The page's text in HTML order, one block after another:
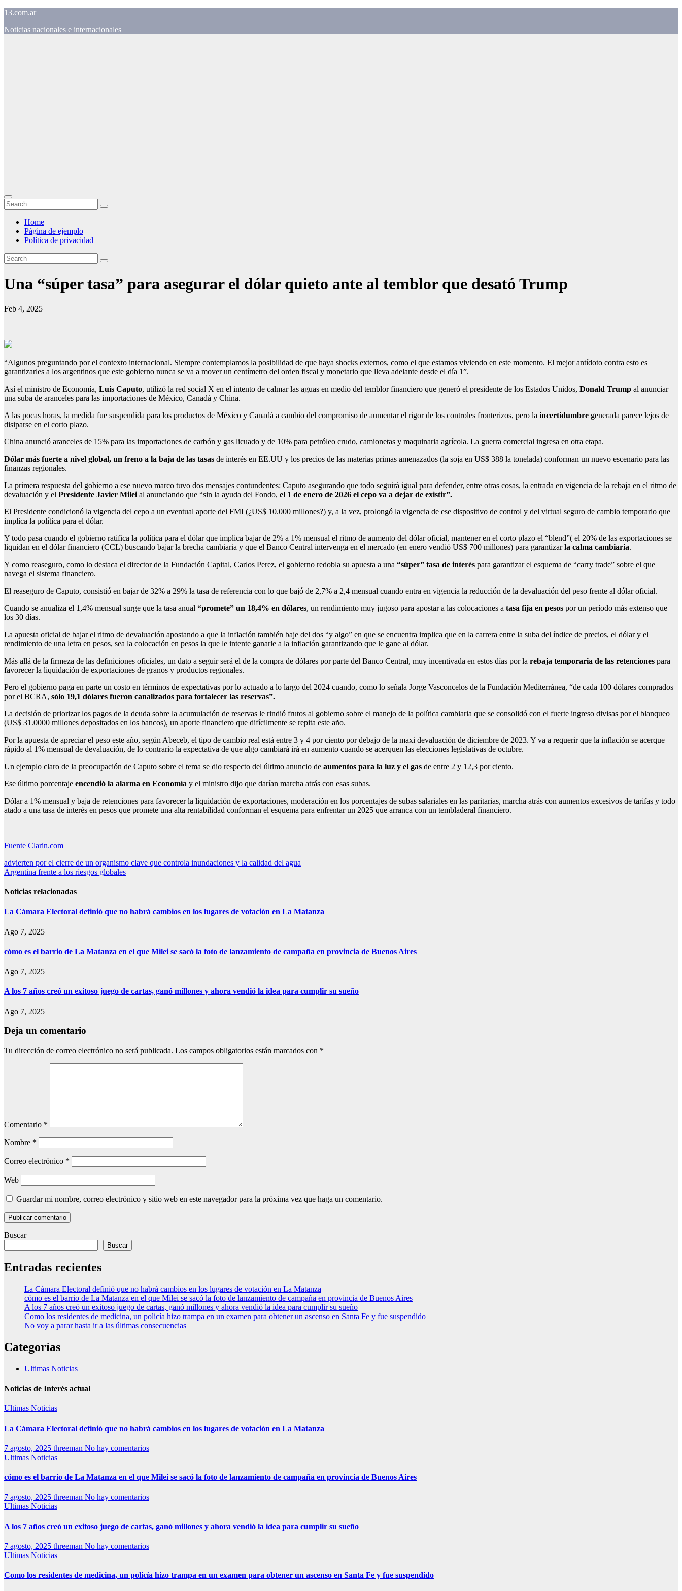
Skip
content
13.com.ar
Noticias nacionales e internacionales
Home
Página de ejemplo
Política de privacidad
Una “súper tasa” para asegurar el dólar quieto ante al temblor que desató Trump
Feb 4, 2025
“Algunos preguntando por el contexto internacional. Siempre contemplamos la posibilidad de que haya shocks externos, como el que estamos viviendo en este momento. El mejor antídoto contra esto es
garantizarles a los argentinos que este gobierno nunca se va a mover un centímetro del orden fiscal y monetario que lleva adelante desde el día 1”.
Así el ministro de Economía, Luis Caputo, utilizó la red social X en el intento de calmar las aguas en medio del temblor financiero que generó el presidente de los Estados Unidos, Donald Trump al anunciar
una suba de aranceles para las importaciones de México, Canadá y China.
A las pocas horas, la medida fue suspendida para los productos de México y Canadá a cambio del compromiso de aumentar el rigor de los controles fronterizos, pero la incertidumbre generada parece lejos de
disiparse en el corto plazo.
China anunció aranceles de 15% para las importaciones de carbón y gas licuado y de 10% para petróleo crudo, camionetas y maquinaria agrícola. La guerra comercial ingresa en otra etapa.
Dólar más fuerte a nivel global, un freno a la baja de las tasas de interés en EE.UU y los precios de las materias primas amenazados (la soja en US$ 388 la tonelada) conforman un nuevo escenario para las
finanzas regionales.
La primera respuesta del gobierno a ese nuevo marco tuvo dos mensajes contundentes: Caputo asegurando que todo seguirá igual para defender, entre otras cosas, la entrada en vigencia de la rebaja en el ritmo de
devaluación y el Presidente Javier Milei al anunciando que “sin la ayuda del Fondo, el 1 de enero de 2026 el cepo va a dejar de existir”.
El Presidente condicionó la vigencia del cepo a un eventual aporte del FMI (¿US$ 10.000 millones?) y, a la vez, prolongó la vigencia de ese dispositivo de control y del virtual seguro de cambio temporario que
implica la política para el dólar.
Y todo pasa cuando el gobierno ratifica la política para el dólar que implica bajar de 2% a 1% mensual el ritmo de aumento del dólar oficial, mantener en el corto plazo el “blend”( el 20% de las exportaciones se
liquidan en el dólar financiero (CCL) buscando bajar la brecha cambiaria y que el Banco Central intervenga en el mercado (en enero vendió US$ 700 millones) para garantizarla calma cambiaria.
Y como reaseguro, como lo destaca el director de la Fundación Capital, Carlos Perez, el gobierno redobla su apuesta a una “súper” tasa de interés para garantizar el esquema de “carry trade” sobre el que
navega el sistema financiero.
El reaseguro de Caputo, consistió en bajar de 32% a 29% la tasa de referencia con lo que bajó de 2,7% a 2,4 mensual cuando entra en vigencia la reducción de la devaluación del peso frente al dólar oficial.
Cuando se anualiza el 1,4% mensual surge que la tasa anual “promete” un 18,4% en dólares, un rendimiento muy jugoso para apostar a las colocaciones a tasa fija en pesos por un período más extenso que
los 30 días.
La apuesta oficial de bajar el ritmo de devaluación apostando a que la inflación también baje del dos “y algo” en que se encuentra implica que en la carrera entre la suba del índice de precios, el dólar y el
rendimiento de una letra en pesos, sea la colocación en pesos la que le intente ganarle a la inflación garantizando que le gane al dólar.
Más allá de la firmeza de las definiciones oficiales, un dato a seguir será el de la compra de dólares por parte del Banco Central, muy incentivada en estos días por la rebaja temporaria de las retenciones para
favorecer la liquidación de exportaciones de granos y productos regionales.
Pero el gobierno paga en parte un costo en términos de expectativas por lo actuado a lo largo del 2024 cuando, como lo señala Jorge Vasconcelos de la Fundación Mediterránea, “de cada 100 dólares comprados
por el BCRA, sólo 19,1 dólares fueron canalizados para fortalecer las reservas”.
La decisión de priorizar los pagos de la deuda sobre la acumulación de reservas le rindió frutos al gobierno sobre el manejo de la política cambiaria que se consolidó con el fuerte ingreso divisas por el blanqueo
(US$ 31.0000 millones depositados en los bancos), un aporte financiero que difícilmente se repita este año.
Por la apuesta de apreciar el peso este año, según Abeceb, el tipo de cambio real está entre 3 y 4 por ciento por debajo de la maxi devaluación de diciembre de 2023. Y va a requerir que la inflación se acerque
rápido al 1% mensual de devaluación, de lo contrario la expectativa de que algo cambiará irá en aumento cuando se acerquen las elecciones legislativas de octubre.
Un ejemplo claro de la preocupación de Caputo sobre el tema se dio respecto del último anuncio de aumentos para la luz y el gas de entre 2 y 12,3 por ciento.
Ese último porcentaje encendió la alarma en Economía y el ministro dijo que darían marcha atrás con esas subas.
Dólar a 1% mensual y baja de retenciones para favorecer la liquidación de exportaciones, moderación en los porcentajes de subas salariales en las paritarias, marcha atrás con aumentos excesivos de tarifas y todo
atado a una tasa de interés en pesos que promete una alta rentabilidad conforman el esquema para enfrentar un 2025 que arranca con un tembladeral financiero.
Fuente Clarin.com
Navegación
de
entradas
advierten por el cierre de un organismo clave que controla inundaciones y la calidad del agua
Argentina frente a los riesgos globales
Noticias relacionadas
La Cámara Electoral definió que no habrá cambios en los lugares de votación en La Matanza
Ago 7, 2025
cómo es el barrio de La Matanza en el que Milei se sacó la foto de lanzamiento de campaña en provincia de Buenos Aires
Ago 7, 2025
A los 7 años creó un exitoso juego de cartas, ganó millones y ahora vendió la idea para cumplir su sueño
Ago 7, 2025
Deja un comentario
Tu dirección de correo electrónico no será publicada. Los campos obligatorios están marcados con *
Comentario *
Nombre *
Correo electrónico *
Web
Guardar mi nombre, correo electrónico y sitio web en este navegador para la próxima vez que haga un comentario.
Buscar
Buscar
Entradas recientes
La Cámara Electoral definió que no habrá cambios en los lugares de votación en La Matanza
cómo es el barrio de La Matanza en el que Milei se sacó la foto de lanzamiento de campaña en provincia de Buenos Aires
A los 7 años creó un exitoso juego de cartas, ganó millones y ahora vendió la idea para cumplir su sueño
Como los residentes de medicina, un policía hizo trampa en un examen para obtener un ascenso en Santa Fe y fue suspendido
No voy a parar hasta ir a las últimas consecuencias
Categorías
Ultimas Noticias
Noticias de Interés actual
Ultimas Noticias
La Cámara Electoral definió que no habrá cambios en los lugares de votación en La Matanza
7 agosto, 2025 threeman No hay comentarios
Ultimas Noticias
cómo es el barrio de La Matanza en el que Milei se sacó la foto de lanzamiento de campaña en provincia de Buenos Aires
7 agosto, 2025 threeman No hay comentarios
Ultimas Noticias
A los 7 años creó un exitoso juego de cartas, ganó millones y ahora vendió la idea para cumplir su sueño
7 agosto, 2025 threeman No hay comentarios
Ultimas Noticias
Como los residentes de medicina, un policía hizo trampa en un examen para obtener un ascenso en Santa Fe y fue suspendido